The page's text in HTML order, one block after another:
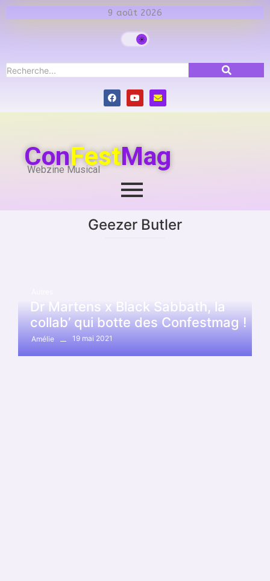
9 août 2026
ConFestMag
Webzine Musical
Geezer Butler
Dr Martens x Black Sabbath, la
collab’ qui botte des Confestmag !
Amélie 19 mai 2021